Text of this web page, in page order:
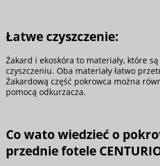
Łatwe czyszczenie:
Żakard i ekoskóra to materiały, które
czyszczeniu. Oba materiały łatwo
Żakardową część pokrowca można
pomocą odkurzacza.
Co wato wiedzieć o
przednie fotele